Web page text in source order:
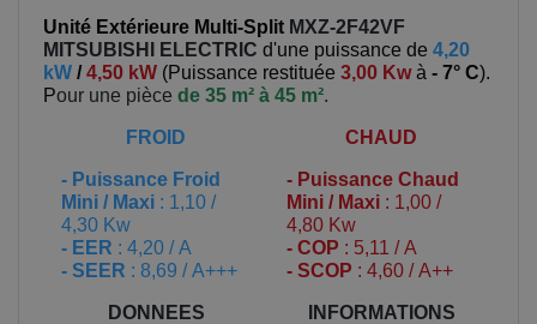
Unité Extérieure Multi-Split MXZ-2F42VF
MITSUBISHI ELECTRIC d'une puissance de 4,20
kW /4,50 kW (Puissance restituée 3,00 Kwà - 7° C).
Pour une pièce de 35 m² à 45 m².
FROID
- Puissance Froid
Mini / Maxi : 1,10 /
4,30 Kw
- EER : 4,20 / A
- SEER : 8,69 / A+++
CHAUD
- Puissance Chaud
Mini / Maxi : 1,00 /
4,80 Kw
- COP : 5,11 / A
- SCOP : 4,60 / A++
DONNEES INFORMATIONS